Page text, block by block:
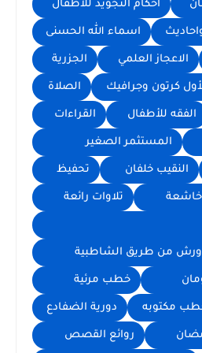
أحكام التجويد للأطفال
اسماء الله الحسنى
الاعجاز العلمي الجزرية
كرتون وجرافيك الصلاة
الفقه للأطفال القراءات
المستثمر الصغير
النقيب خلفان تحفيظ
خاشعة تلاوات رائعة
ورش من طريق الشاطبية
خطب مرئية
مكتوبه دورية الضفادع
روائع القصص